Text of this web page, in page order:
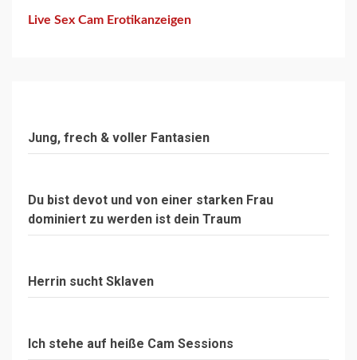
Live Sex Cam Erotikanzeigen
Jung, frech & voller Fantasien
Du bist devot und von einer starken Frau
dominiert zu werden ist dein Traum
Herrin sucht Sklaven
Ich stehe auf heiße Cam Sessions